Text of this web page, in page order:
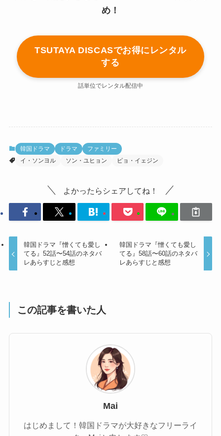
め！
TSUTAYA DISCASでお得にレンタル
する
話単位でレンタル配信中
韓国ドラマ ドラマ
ファミリー
イ・ソンヨル
ソン・ユヒョン ピョ・イェジン
よかったらシェアしてね！
韓国ドラマ『憎くても愛し
てる』52話〜54話のネタバ
レあらすじと感想
韓国ドラマ『憎くても愛し
てる』58話〜60話のネタバ
レあらすじと感想
この記事を書いた人
Mai
はじめまして！韓国ドラマが大好きなフリーライ